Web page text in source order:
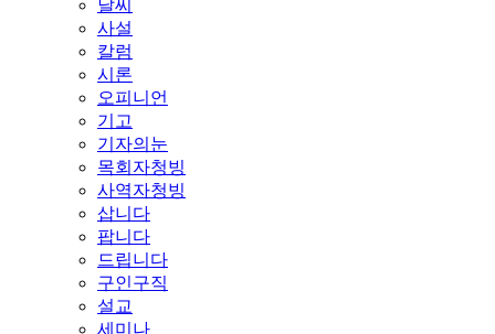
날씨
사설
칼럼
시론
오피니언
기고
기자의눈
목회자청빙
사역자청빙
삽니다
팝니다
드립니다
구인구직
설교
세미나